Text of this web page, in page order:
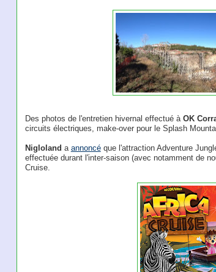
Des photos de l'entretien hivernal effectué à OK
circuits électriques, make-over pour le Splash
Nigloland a annoncéque l'attraction Adventure
effectuée durant l'inter-saison (avec notamment de
Cruise.